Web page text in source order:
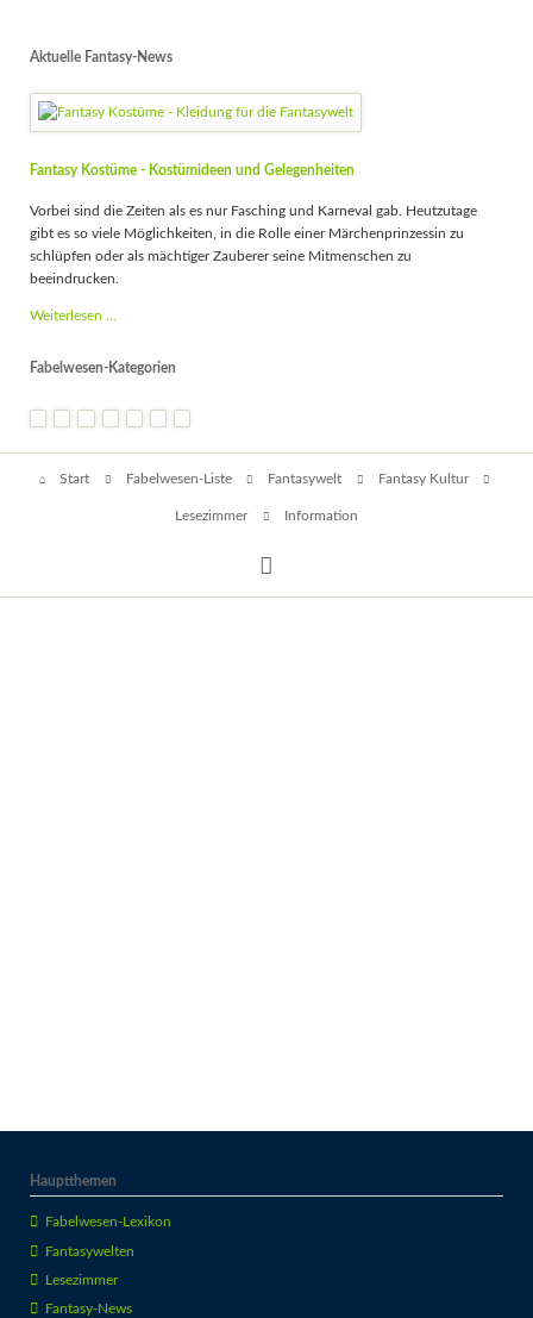
Aktuelle Fantasy-News
Fantasy Kostüme - Kostümideen und Gelegenheiten
Vorbei sind die Zeiten als es nur Fasching und Karneval gab. Heutzutage
gibt es so viele Möglichkeiten, in die Rolle einer Märchenprinzessin zu
schlüpfen oder als mächtiger Zauberer seine Mitmenschen zu
beeindrucken.
Weiterlesen …Fantasy
-
Gelegenheiten
Fabelwesen-Kategorien
Start Fabelwesen-Liste Fantasywelt Fantasy Kultur
Lesezimmer Information
Hauptthemen
Fabelwesen-Lexikon
Fantasywelten
Lesezimmer
Fantasy-News